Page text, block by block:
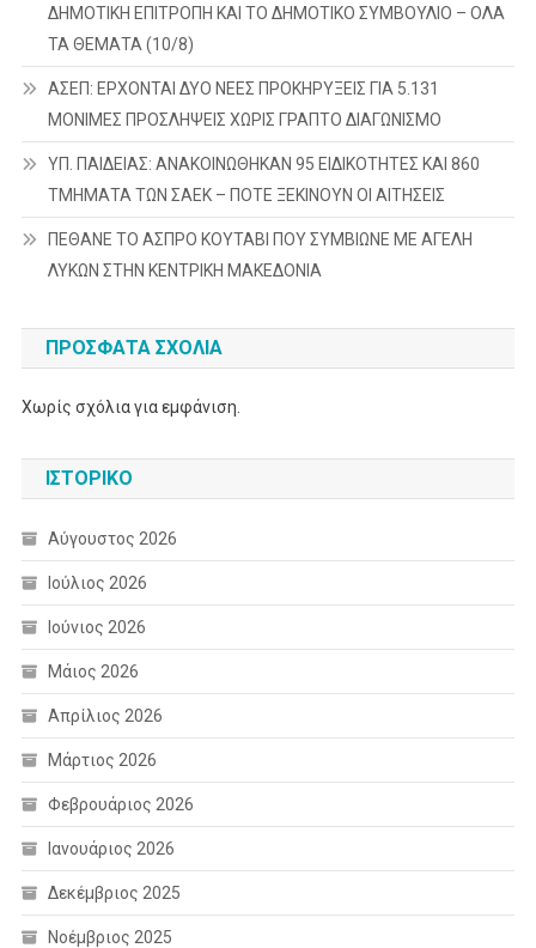
ΔΗΜΟΤΙΚΗ ΕΠΙΤΡΟΠΗ ΚΑΙ ΤΟ ΔΗΜΟΤΙΚΟ ΣΥΜΒΟΥΛΙΟ – ΟΛΑ
ΤΑ ΘΕΜΑΤΑ (10/8)
ΑΣΕΠ: ΕΡΧΟΝΤΑΙ ΔΥΟ ΝΕΕΣ ΠΡΟΚΗΡΥΞΕΙΣ ΓΙΑ 5.131
ΜΟΝΙΜΕΣ ΠΡΟΣΛΗΨΕΙΣ ΧΩΡΙΣ ΓΡΑΠΤΟ ΔΙΑΓΩΝΙΣΜΟ
ΥΠ. ΠΑΙΔΕΙΑΣ: ΑΝΑΚΟΙΝΩΘΗΚΑΝ 95 ΕΙΔΙΚΟΤΗΤΕΣ ΚΑΙ 860
ΤΜΗΜΑΤΑ ΤΩΝ ΣΑΕΚ – ΠΟΤΕ ΞΕΚΙΝΟΥΝ ΟΙ ΑΙΤΗΣΕΙΣ
ΠΕΘΑΝΕ ΤΟ ΑΣΠΡΟ ΚΟΥΤΑΒΙ ΠΟΥ ΣΥΜΒΙΩΝΕ ΜΕ ΑΓΕΛΗ
ΛΥΚΩΝ ΣΤΗΝ ΚΕΝΤΡΙΚΗ ΜΑΚΕΔΟΝΙΑ
ΠΡΌΣΦΑΤΑ ΣΧΌΛΙΑ
Χωρίς σχόλια για εμφάνιση.
ΙΣΤΟΡΙΚΌ
Αύγουστος 2026
Ιούλιος 2026
Ιούνιος 2026
Μάιος 2026
Απρίλιος 2026
Μάρτιος 2026
Φεβρουάριος 2026
Ιανουάριος 2026
Δεκέμβριος 2025
Νοέμβριος 2025